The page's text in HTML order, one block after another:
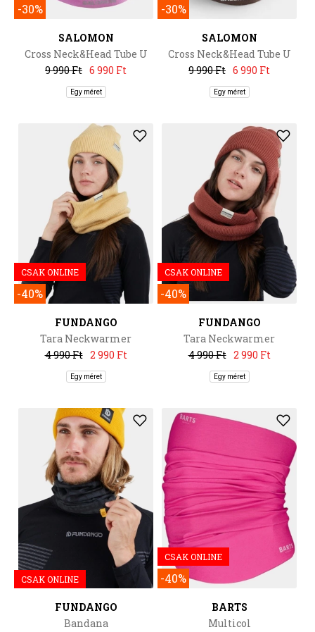
-30%
SALOMON
Cross Neck&Head Tube U
9 990 Ft 6 990 Ft
Egy méret
-30%
SALOMON
Cross Neck&Head Tube U
9 990 Ft 6 990 Ft
Egy méret
CSAK ONLINE
-40%
FUNDANGO
Tara Neckwarmer
4 990 Ft 2 990 Ft
Egy méret
CSAK ONLINE
-40%
FUNDANGO
Tara Neckwarmer
4 990 Ft 2 990 Ft
Egy méret
CSAK ONLINE
FUNDANGO
Bandana
CSAK ONLINE
-40%
BARTS
Multicol